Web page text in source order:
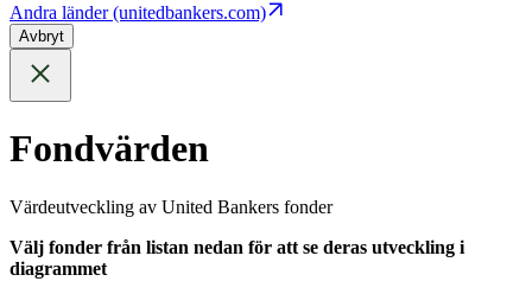
Andra länder (unitedbankers.com)
Avbryt
Fondvärden
Värdeutveckling av United Bankers fonder
Välj fonder från listan nedan för att se deras utveckling i
diagrammet